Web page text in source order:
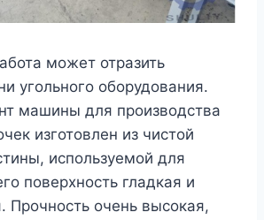
может отразить
угольного оборудования.
машины для производства
изготовлен из чистой
используемой для
поверхность гладкая и
Прочность очень высокая,